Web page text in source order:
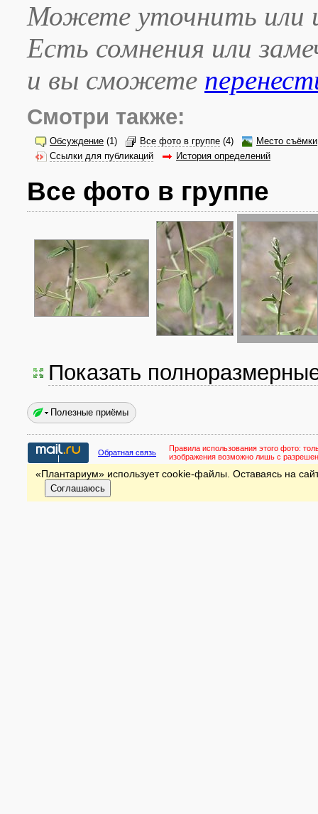
Можете уточнить или
Есть сомнения или
и вы сможете
Смотри также:
Обсуждение (1) Все фото в группе (4)
Место съёмки
Ссылки для публикаций
История определений
Все фото в группе
Показать
Полезные приёмы
Обратная связь Правила использования этого фото:
изображения возможно лишь с
«Плантариум» использует cookie-файлы. Оставаясь на
Соглашаюсь